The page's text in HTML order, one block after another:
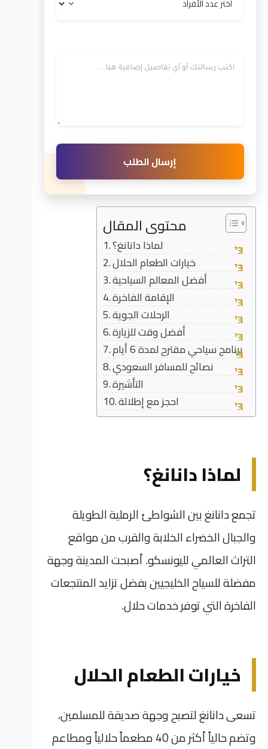
إرسال الطلب
محتوى المقال
لماذا دانانغ؟
خيارات الطعام الحلال
أفضل المعالم السياحية
الإقامة الفاخرة
الرحلات الجوية
أفضل وقت للزيارة
برنامج سياحي مقترح لمدة 6 أيام
نصائح للمسافر السعودي
التأشيرة
احجز مع إطلالة
لماذا دانانغ؟
تجمع دانانغ بين الشواطئ الرملية الطويلة
والجبال الخضراء الخلابة والقرب من مواقع
التراث العالمي لليونسكو. أصبحت المدينة وجهة
مفضلة للسياح الخليجيين بفضل تزايد المنتجعات
الفاخرة التي توفر خدمات حلال.
خيارات الطعام الحلال
تسعى دانانغ لتصبح وجهة صديقة للمسلمين،
وتضم حالياً أكثر من 40 مطعماً حلالياً ومطاعم